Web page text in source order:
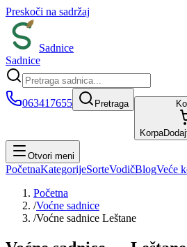
Preskoči na sadržaj
Sadnice
Sadnice
063417655 Pretraga
Korpa
Otvori meni
PočetnaKategorijeSorteVodičBlogVeće
Početna
/Voćne sadnice
/Voćne sadnice Leštane